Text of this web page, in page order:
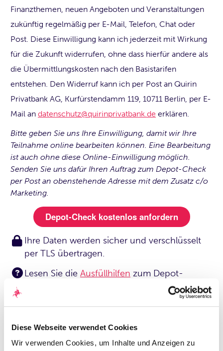
Diese Webseite verwendet Cookies
Wir verwenden Cookies, um Inhalte und Anzeigen zu
Finanzthemen, neuen Angeboten und Veranstaltungen
zukünftig regelmäßig per E-Mail, Telefon, Chat oder
Post. Diese Einwilligung kann ich jederzeit mit Wirkung
für die Zukunft widerrufen, ohne dass hierfür andere als
die Übermittlungskosten nach den Basistarifen
entstehen. Den Widerruf kann ich per Post an Quirin
Privatbank AG, Kurfürstendamm 119, 10711 Berlin, per E-
Mail an datenschutz@quirinprivatbank.de erklären.
Bitte geben Sie uns Ihre Einwilligung, damit wir Ihre
Teilnahme online bearbeiten können. Eine Bearbeitung
ist auch ohne diese Online-Einwilligung möglich.
Senden Sie uns dafür Ihren Auftrag zum Depot-Check
per Post an obenstehende Adresse mit dem Zusatz c/o
Marketing.
Ihre Daten werden sicher und verschlüsselt
per TLS übertragen.
Lesen Sie dieAusfüllhilfen zum Depot-
Beachten Sie auch das Impressum derQuirin